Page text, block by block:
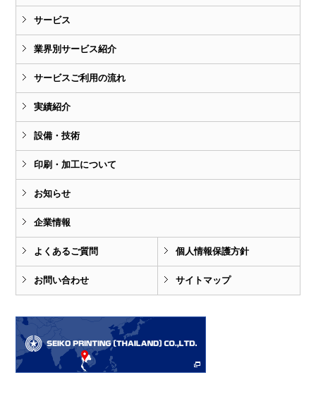
サービス
業界別サービス紹介
サービスご利用の流れ
実績紹介
設備・技術
印刷・加工について
お知らせ
企業情報
よくあるご質問 個人情報保護方針
お問い合わせ サイトマップ